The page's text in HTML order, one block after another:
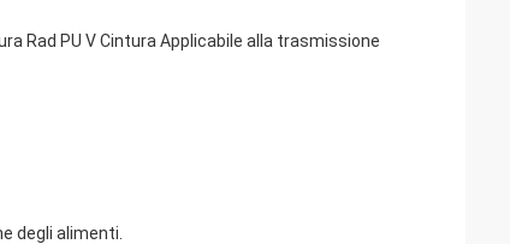
Rad PU V Cintura Applicabile alla trasmissione
degli alimenti.